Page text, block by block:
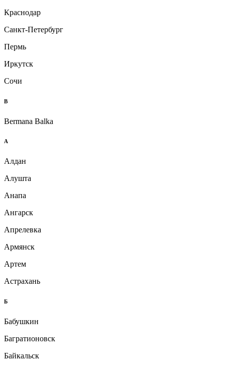
Краснодар
Санкт-Петербург
Пермь
Иркутск
Сочи
B
Bermana Balka
А
Алдан
Алушта
Анапа
Ангарск
Апрелевка
Армянск
Артем
Астрахань
Б
Бабушкин
Багратионовск
Байкальск